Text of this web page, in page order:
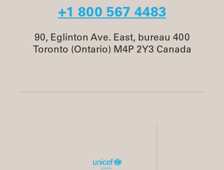
+1 800 567 4483
90, Eglinton Ave. East, bureau 400
Toronto (Ontario) M4P 2Y3 Canada